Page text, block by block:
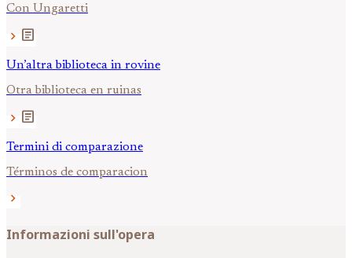
Con Ungaretti
chevron_right article
Un’altra biblioteca in rovine
Otra biblioteca en ruinas
chevron_right article
Termini di comparazione
Términos de comparacion
chevron_right
Informazioni sull'opera